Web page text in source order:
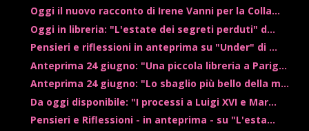
Oggi il nuovo racconto di Irene Vanni per la Colla...
Oggi in libreria: "L'estate dei segreti perduti" d...
Pensieri e riflessioni in anteprima su "Under" di ...
Anteprima 24 giugno: "Una piccola libreria a Parig...
Anteprima 24 giugno: "Lo sbaglio più bello della m...
Da oggi disponibile: "I processi a Luigi XVI e Mar...
Pensieri e Riflessioni - in anteprima - su "L'esta...